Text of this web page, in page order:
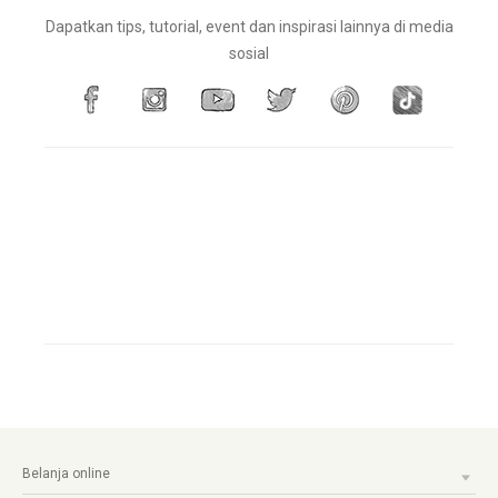
Dapatkan tips, tutorial, event dan inspirasi lainnya di media
sosial
Belanja online